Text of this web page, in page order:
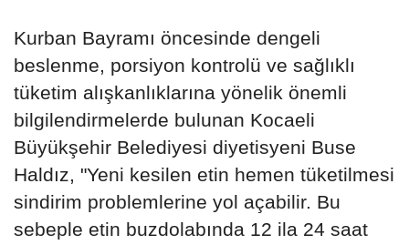
Kurban Bayramı öncesinde dengeli
beslenme, porsiyon kontrolü ve sağlıklı
tüketim alışkanlıklarına yönelik önemli
bilgilendirmelerde bulunan Kocaeli
Büyükşehir Belediyesi diyetisyeni Buse
Haldız, "Yeni kesilen etin hemen tüketilmesi
sindirim problemlerine yol açabilir. Bu
sebeple etin buzdolabında 12 ila 24 saat